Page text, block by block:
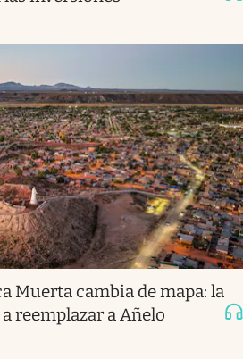
Muerta cambia de mapa: la
reemplazar a Añelo